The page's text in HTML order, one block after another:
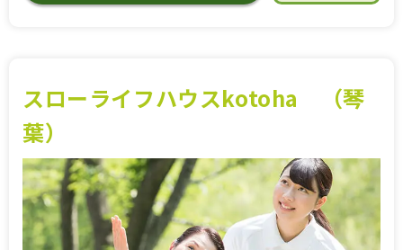
スローライフハウスkotoha （琴
葉）